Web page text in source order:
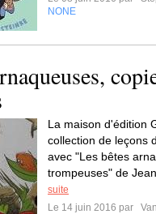
NONE
La maison d'édition
collection de leçons
avec "Les bêtes
trompeuses" de
suite
Le 14 juin 2016 par